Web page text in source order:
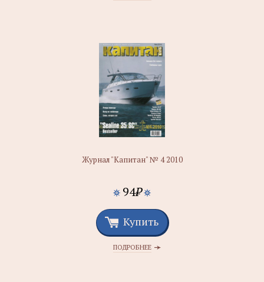
Журнал "Капитан" № 4 2010
94₽
Купить
ПОДРОБНЕЕ